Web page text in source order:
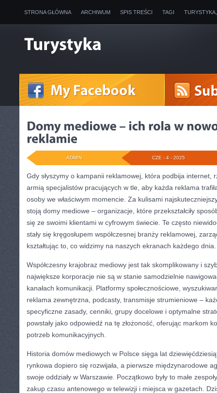
STRONA GŁÓWNA ARCHIWUM SPIS TREŚCI TAGI
CZE - 4 - 2025
ADMIN
Gdy słyszymy o kampanii reklamowej, która podbija internet,
armią specjalistów pracujących w tle, aby każda reklama
osoby we właściwym momencie. Za kulisami
stoją domy mediowe – organizacje, które przekształciły
się ze swoimi klientami w cyfrowym świecie. Te często
stały się kręgosłupem współczesnej branży reklamowej,
kształtując to, co widzimy na naszych ekranach każdego dnia.
Współczesny krajobraz mediowy jest tak skomplikowany i
największe korporacje nie są w stanie samodzielnie
kanałach komunikacji. Platformy społecznościowe,
reklama zewnętrzna, podcasty, transmisje strumieniowe –
specyficzne zasady, cenniki, grupy docelowe i optymalne
powstały jako odpowiedź na tę złożoność, oferując markom
potrzeb komunikacyjnych.
Historia domów mediowych w Polsce sięga lat
rynkowa dopiero się rozwijała, a pierwsze międzynarodowe
swoje oddziały w Warszawie. Początkowo były to małe
zakup czasu antenowego w telewizji i miejsca w gazetach.